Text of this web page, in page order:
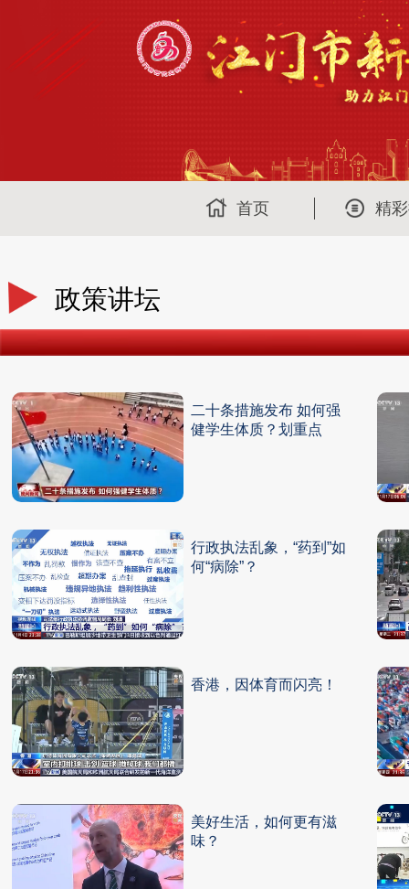
首页 精
政策讲坛
二十条措施发布 如何强
健学生体质？划重点
行政执法乱象，“药到”如
何“病除”？
香港，因体育而闪亮！
美好生活，如何更有滋
味？